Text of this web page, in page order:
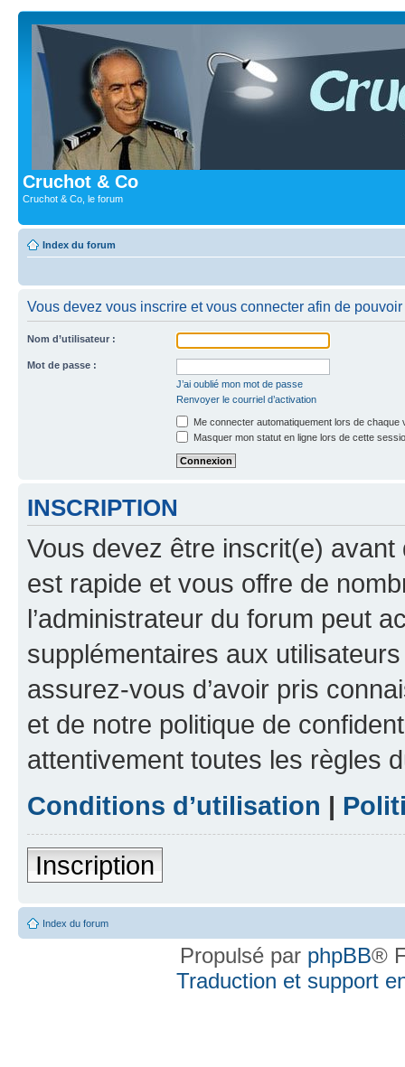
Cruchot & Co
Cruchot & Co, le forum
Index du forum
Vous devez vous inscrire et vous connecter afin de
Nom d’utilisateur :
Mot de passe :
J’ai oublié mon mot de passe
Renvoyer le courriel d’activation
Me connecter automatiquement lors de chaque
Masquer mon statut en ligne lors de cette
INSCRIPTION
Vous devez être inscrit(e) avant
est rapide et vous offre de
l’administrateur du forum peut
supplémentaires aux
assurez-vous d’avoir pris
et de notre politique de
attentivement toutes les règles
Conditions d’utilisation |
Inscription
Index du forum
Propulsé par phpBB®
Traduction et support